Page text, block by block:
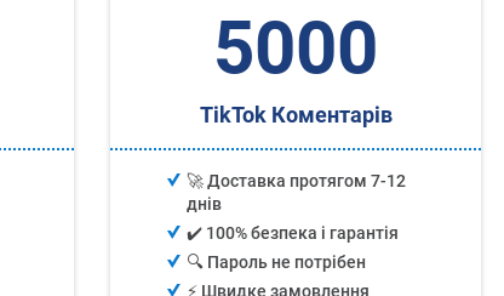
5000
TikTok Коментарів
🚀 Доставка протягом 7-12
днів
✔️ 100% безпека і гарантія
🔍 Пароль не потрібен
⚡️ Швидке замовлення